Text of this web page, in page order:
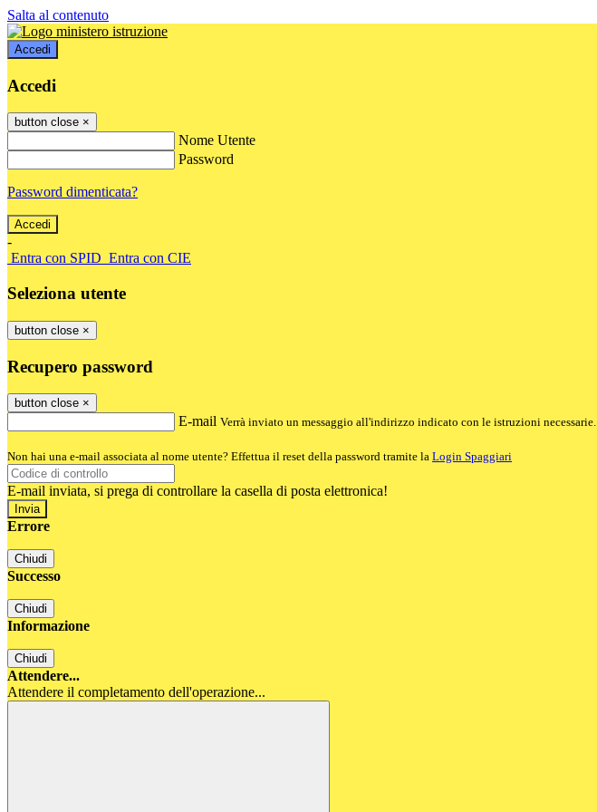
Salta al contenuto
Accedi
Accedi
button close ×
Nome Utente
Password
Password dimenticata?
-
Entra con SPID Entra con CIE
Seleziona utente
button close ×
Recupero password
button close ×
E-mail Verrà inviato un messaggio all'indirizzo indicato con le istruzioni necessarie.
Non hai una e-mail associata al nome utente? Effettua il reset della password tramite la Login Spaggiari
E-mail inviata, si prega di controllare la casella di posta elettronica!
Errore
Chiudi
Successo
Chiudi
Informazione
Chiudi
Attendere...
Attendere il completamento dell'operazione...